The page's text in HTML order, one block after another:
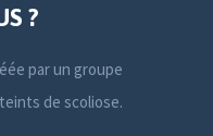
?
par un groupe
de scoliose.